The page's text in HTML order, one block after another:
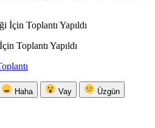
Toplantı Yapıldı
Haha Vay Üzgün